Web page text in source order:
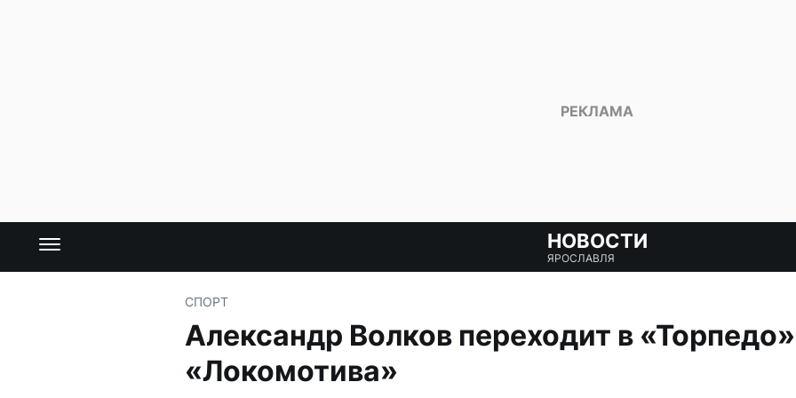
НОВОСТИ
ЯРОСЛАВЛЯ
СПОРТ
Александр Волков переходит в
«Локомотива»